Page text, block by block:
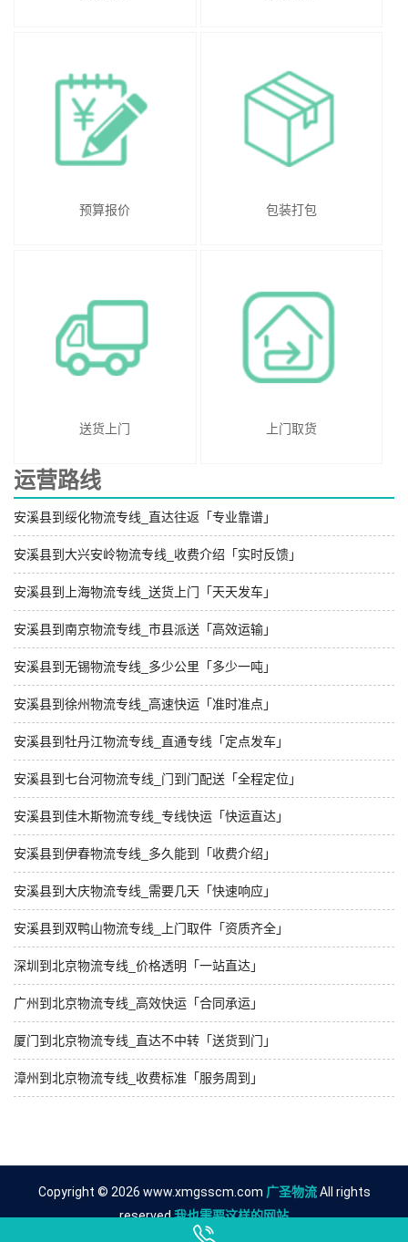
预算报价 包装打包
送货上门 上门取货
运营路线
安溪县到绥化物流专线_直达往返「专业靠谱」
安溪县到大兴安岭物流专线_收费介绍「实时反馈」
安溪县到上海物流专线_送货上门「天天发车」
安溪县到南京物流专线_市县派送「高效运输」
安溪县到无锡物流专线_多少公里「多少一吨」
安溪县到徐州物流专线_高速快运「准时准点」
安溪县到牡丹江物流专线_直通专线「定点发车」
安溪县到七台河物流专线_门到门配送「全程定位」
安溪县到佳木斯物流专线_专线快运「快运直达」
安溪县到伊春物流专线_多久能到「收费介绍」
安溪县到大庆物流专线_需要几天「快速响应」
安溪县到双鸭山物流专线_上门取件「资质齐全」
深圳到北京物流专线_价格透明「一站直达」
广州到北京物流专线_高效快运「合同承运」
厦门到北京物流专线_直达不中转「送货到门」
漳州到北京物流专线_收费标准「服务周到」
Copyright © 2026 www.xmgsscm.com 广圣物流All rights
reserved.我也需要这样的网站